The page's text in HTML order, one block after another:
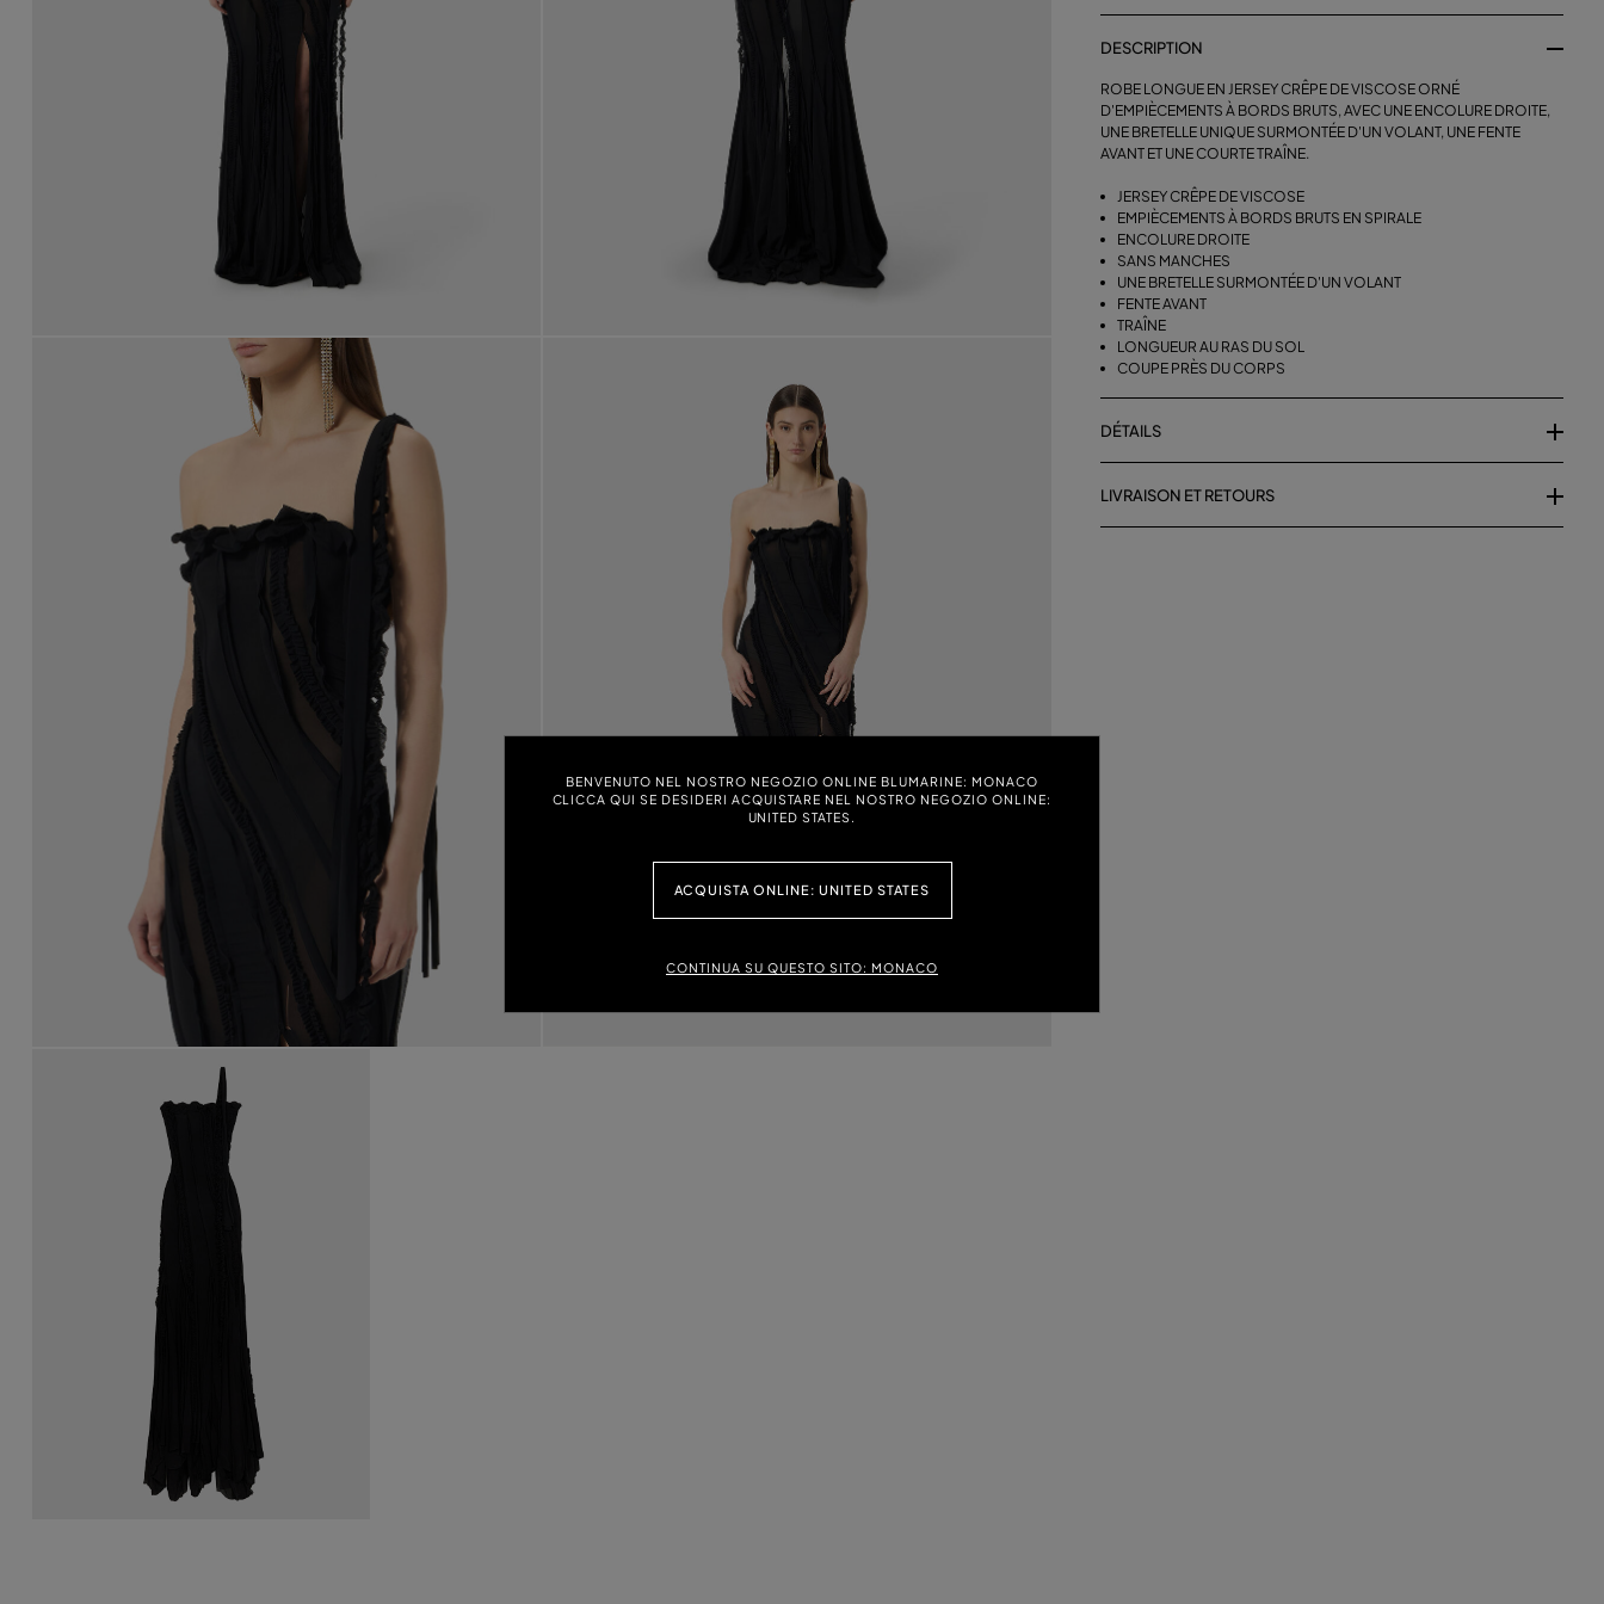
BENVENUTO NEL NOSTRO NEGOZIO ONLINE BLUMARINE: MONACO
CLICCA QUI SE DESIDERI ACQUISTARE NEL NOSTRO NEGOZIO ONLINE:
UNITED STATES.
ACQUISTA ONLINE: UNITED STATES
CONTINUA SU QUESTO SITO: MONACO
DESCRIPTION
ROBE LONGUE EN JERSEY CRÊPE DE VISCOSE ORNÉ
D'EMPIÈCEMENTS À BORDS BRUTS, AVEC UNE ENCOLURE DROITE,
UNE BRETELLE UNIQUE SURMONTÉE D'UN VOLANT, UNE FENTE
AVANT ET UNE COURTE TRAÎNE.
JERSEY CRÊPE DE VISCOSE
EMPIÈCEMENTS À BORDS BRUTS EN SPIRALE
ENCOLURE DROITE
SANS MANCHES
UNE BRETELLE SURMONTÉE D'UN VOLANT
FENTE AVANT
TRAÎNE
LONGUEUR AU RAS DU SOL
COUPE PRÈS DU CORPS
DÉTAILS
LIVRAISON ET RETOURS